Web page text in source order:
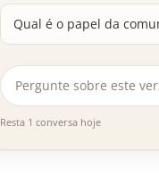
Qual é o papel da
Resta 1 conversa hoje